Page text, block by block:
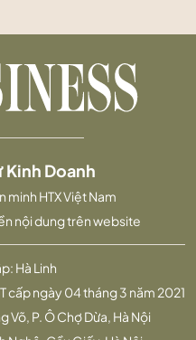
Hà Linh
cấp ngày 04 tháng 3 năm 2021
Võ, P. Ô Chợ Dừa, Hà Nội
Kinh Doanh
minh HTX Việt Nam
nội dung trên website